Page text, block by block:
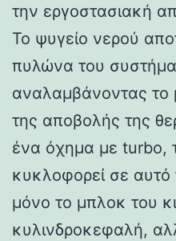
την εργοστασιακή
Το ψυγείο νερού
πυλώνα του
αναλαμβάνοντας το
της αποβολής της
ένα όχημα με turbo,
κυκλοφορεί σε αυτό
μόνο το μπλοκ του
κυλινδροκεφαλή,